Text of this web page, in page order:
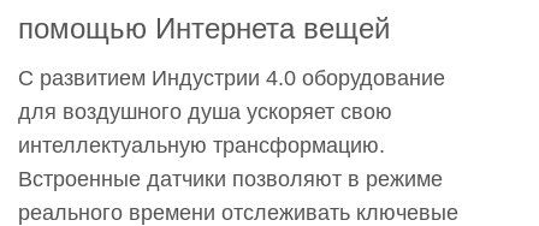
помощью Интернета вещей
С развитием Индустрии 4.0 оборудование
для воздушного душа ускоряет свою
интеллектуальную трансформацию.
Встроенные датчики позволяют в режиме
реального времени отслеживать ключевые